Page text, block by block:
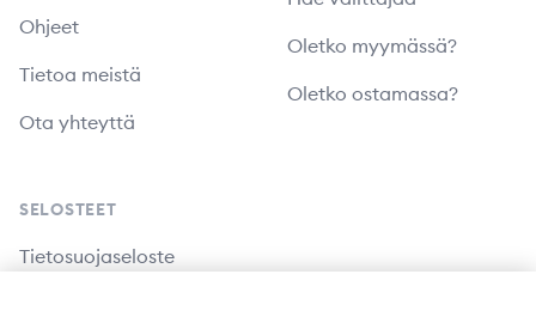
Ohjeet
Tietoa meistä
Ota yhteyttä
SELOSTEET
Tietosuojaseloste
Oletko myymässä?
Oletko ostamassa?